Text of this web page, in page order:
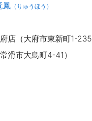
鳳 （りゅうほう）
店（大府市東新町1-235
市大鳥町4-41）